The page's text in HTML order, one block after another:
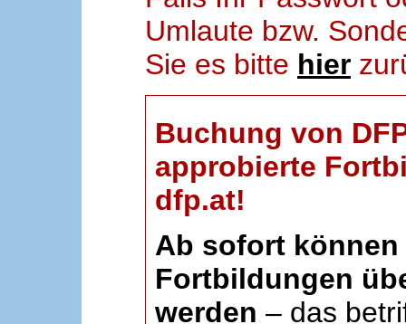
Umlaute bzw.
Sie es bitte hier
Buchung von
approbierte
dfp.at!
Ab sofort können
Fortbildungen
werden – das